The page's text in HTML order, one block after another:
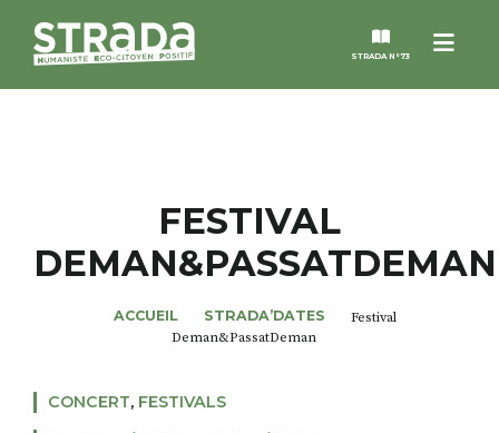
Menu
STRADA N°73
NOS THÈMES
STRADA’DATES
ALTER STRADA
FESTIVAL
DEMAN&PASSATDEMAN
ACCUEIL STRADA’DATES
Festival
Deman&PassatDeman
CONCERT, FESTIVALS